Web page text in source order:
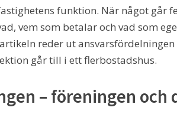
funktion. När något går
vem som betalar och vad som
reder ut ansvarsfördelningen
går till i ett flerbostadshus.
– föreningen och